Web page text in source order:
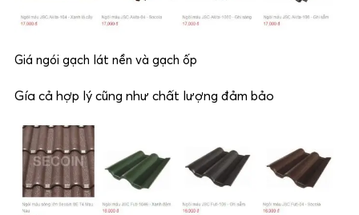
Giá ngói gạch lát nền và gạch ốp
Gía cả hợp lý cũng như chất lượng đảm bảo